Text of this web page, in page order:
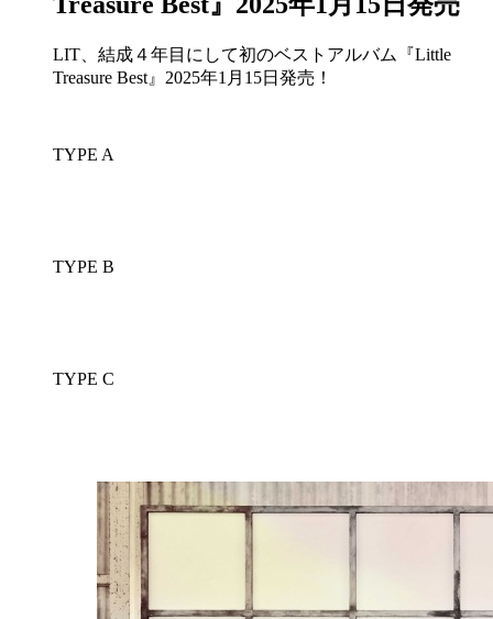
LIT、結成４年目にして初のベストアルバム『Little
Treasure Best』2025年1月15日発売！
TYPE A
TYPE B
TYPE C